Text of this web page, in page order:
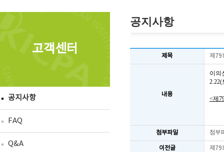
고객센터
공지사항
FAQ
Q&A
공지사항
제목 제79
내용
이의
<제
첨부파일 첨부
이전글 제79